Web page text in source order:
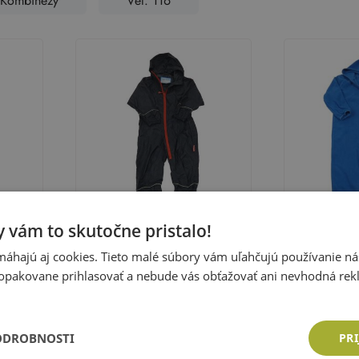
Tmavomodrá šušťáková
Modrá
Cena:
vám to skutočne pristalo!
aj cookies. Tieto malé súbory vám uľahčujú používanie
prihlasovať a nebude vás obťažovať ani nevhodná